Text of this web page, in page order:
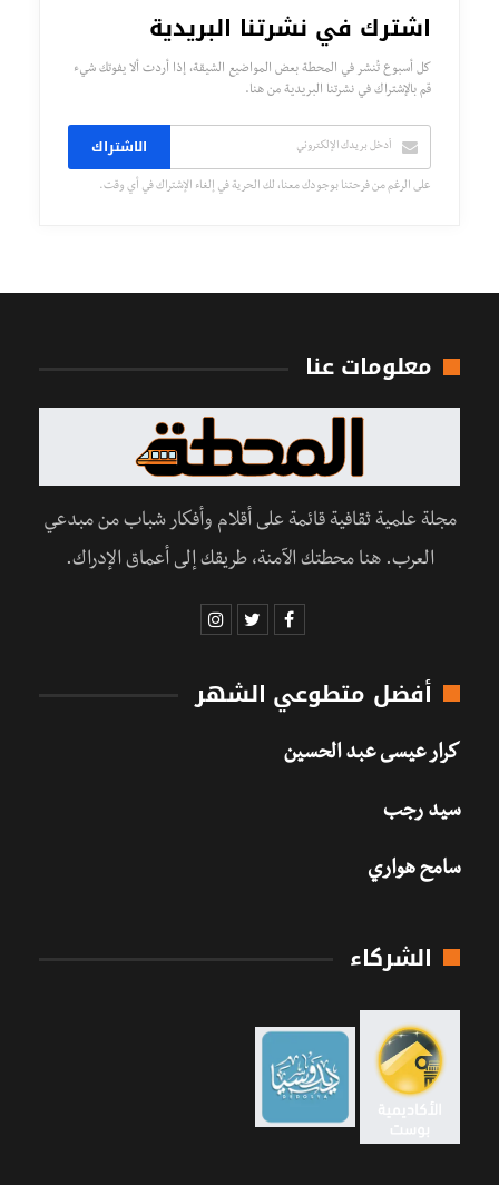
اشترك في نشرتنا البريدية
كل أسبوع تُنشر في المحطة بعض المواضيع الشيقة، إذا أردت ألا يفوتك شيء
قم بالإشتراك في نشرتنا البريدية من هنا.
الاشتراك
على الرغم من فرحتنا بوجودك معنا، لك الحرية في إلغاء الإشتراك في أي وقت.
معلومات عنا
مجلة علمية ثقافية قائمة على أقلام وأفكار شباب من مبدعي
العرب. هنا محطتك الآمنة، طريقك إلى أعماق الإدراك.
أفضل متطوعي الشهر
كرار عيسى عبد الحسين
سيد رجب
سامح هواري
الشركاء